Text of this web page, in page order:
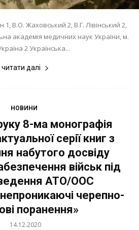
1, В.О. Жаховський 2, В.Г. Лівінський 2,
академія медичних наук України, м.
2 Українська...
читати далі
НОВИНИ
8-ма монографія
серії книг з
набутого досвіду
військ під
АТО/ООС
черепно-
поранення»
14.12.2020